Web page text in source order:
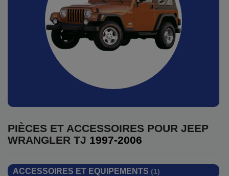
PIÈCES ET ACCESSOIRES POUR JEEP
WRANGLER TJ 1997-2006
ACCESSOIRES ET EQUIPEMENTS (1)